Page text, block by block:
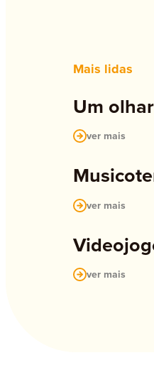
Mais lidas
Um
ver mais
ver mais
ver mais